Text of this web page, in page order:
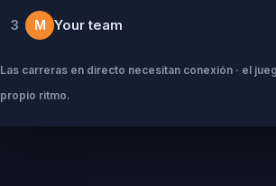
3 M Your team
Las carreras en directo necesitan conexión · el
propio ritmo.